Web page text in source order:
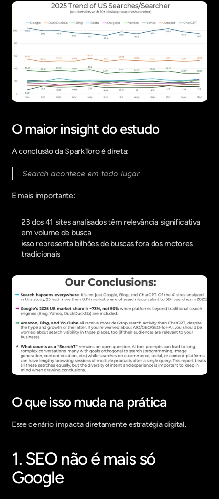
O maior insight do estudo
A conclusão da SparkToro é direta:
Search acontece em todo lugar
E mais importante:
23 dos 41 sites analisados têm relevância significativa
em volume de busca
isso representa bilhões de buscas fora dos motores
tradicionais
O que isso muda na prática
Esse cenário impacta diretamente estratégia digital.
1. SEO não é mais só
Google